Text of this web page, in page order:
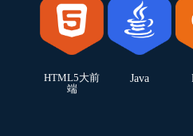
HTML5大前
端
Java